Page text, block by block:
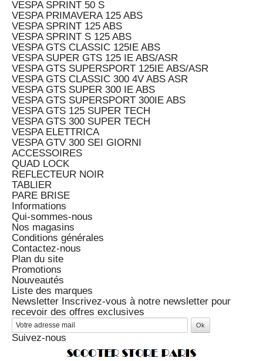
VESPA SPRINT 50 S
VESPA PRIMAVERA 125 ABS
VESPA SPRINT 125 ABS
VESPA SPRINT S 125 ABS
VESPA GTS CLASSIC 125IE ABS
VESPA SUPER GTS 125 IE ABS/ASR
VESPA GTS SUPERSPORT 125IE ABS/ASR
VESPA GTS CLASSIC 300 4V ABS ASR
VESPA GTS SUPER 300 IE ABS
VESPA GTS SUPERSPORT 300IE ABS
VESPA GTS 125 SUPER TECH
VESPA GTS 300 SUPER TECH
VESPA ELETTRICA
VESPA GTV 300 SEI GIORNI
ACCESSOIRES
QUAD LOCK
REFLECTEUR NOIR
TABLIER
PARE BRISE
Informations
Qui-sommes-nous
Nos magasins
Conditions générales
Contactez-nous
Plan du site
Promotions
Nouveautés
Liste des marques
Newsletter Inscrivez-vous à notre newsletter pour
recevoir des offres exclusives
Suivez-nous